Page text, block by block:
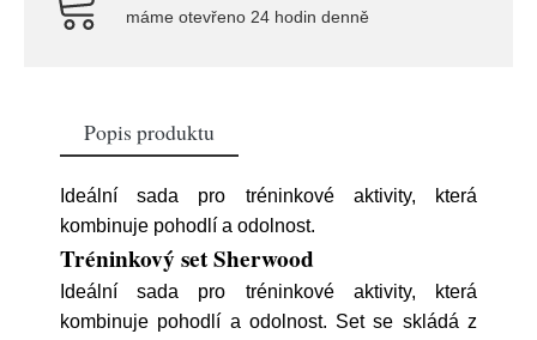
máme otevřeno 24 hodin denně
Popis produktu
Ideální sada pro tréninkové aktivity, která
kombinuje pohodlí a odolnost.
Tréninkový set Sherwood
Ideální sada pro tréninkové aktivity, která
kombinuje pohodlí a odolnost. Set se skládá z